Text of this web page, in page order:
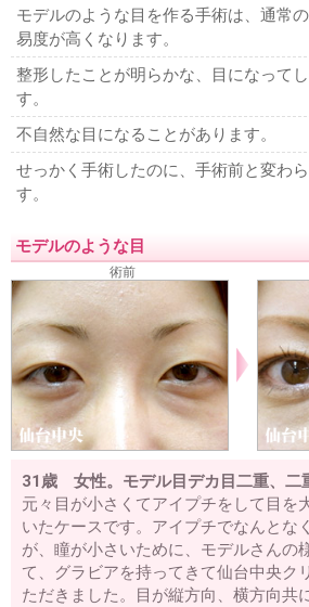
モデルのような目を作る手術は、通常
易度が高くなります。
整形したことが明らかな、目になって
す。
不自然な目になることがあります。
せっかく手術したのに、手術前と変わ
す。
モデルのような目
術前
31歳 女性。モデル目デカ目二重、二
元々目が小さくてアイプチをして目を
いたケースです。アイプチでなんとな
が、瞳が小さいために、モデルさんの
て、グラビアを持ってきて仙台中央ク
ただきました。目が縦方向、横方向共